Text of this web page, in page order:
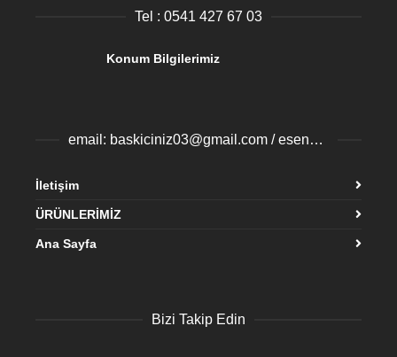
Tel : 0541 427 67 03
Konum Bilgilerimiz
email: baskiciniz03@gmail.com / esenyurtbaski@gmail.com
İletişim
ÜRÜNLERİMİZ
Ana Sayfa
Bizi Takip Edin